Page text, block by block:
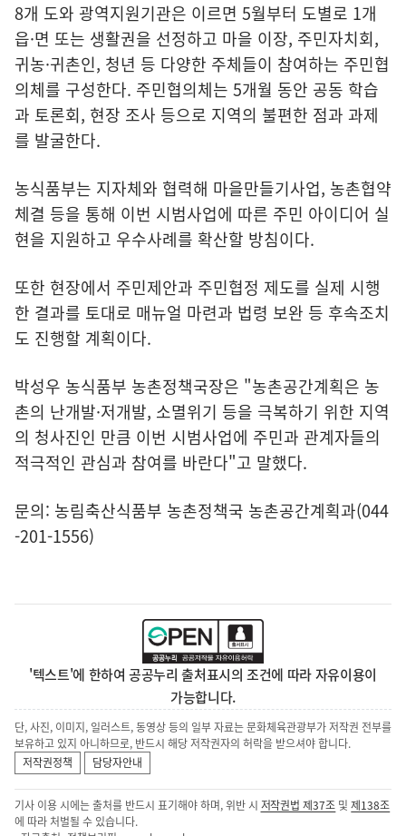
8개 도와 광역지원기관은 이르면 5월부터 도별로 1개
읍·면 또는 생활권을 선정하고 마을 이장, 주민자치회,
귀농·귀촌인, 청년 등 다양한 주체들이 참여하는 주민협
의체를 구성한다. 주민협의체는 5개월 동안 공동 학습
과 토론회, 현장 조사 등으로 지역의 불편한 점과 과제
를 발굴한다.
농식품부는 지자체와 협력해 마을만들기사업, 농촌협약
체결 등을 통해 이번 시범사업에 따른 주민 아이디어 실
현을 지원하고 우수사례를 확산할 방침이다.
또한 현장에서 주민제안과 주민협정 제도를 실제 시행
한 결과를 토대로 매뉴얼 마련과 법령 보완 등 후속조치
도 진행할 계획이다.
박성우 농식품부 농촌정책국장은 "농촌공간계획은 농
촌의 난개발·저개발, 소멸위기 등을 극복하기 위한 지역
의 청사진인 만큼 이번 시범사업에 주민과 관계자들의
적극적인 관심과 참여를 바란다"고 말했다.
문의: 농림축산식품부 농촌정책국 농촌공간계획과(044
-201-1556)
'텍스트'에 한하여 공공누리 출처표시의 조건에 따라 자유이용이
가능합니다.
단, 사진, 이미지, 일러스트, 동영상 등의 일부 자료는 문화체육관광부가 저작권 전부를
보유하고 있지 아니하므로, 반드시 해당 저작권자의 허락을 받으셔야 합니다.
저작권정책
담당자안내
기사 이용 시에는 출처를 반드시 표기해야 하며, 위반 시 저작권법 제37조 및제138조
에 따라 처벌될 수 있습니다.